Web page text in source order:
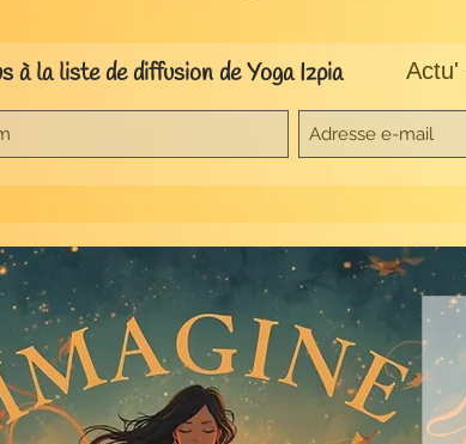
à la liste de diffusion de Yoga Izpia Actu'